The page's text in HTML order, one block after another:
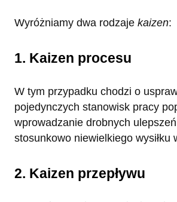
Wyróżniamy dwa rodzaje kaizen:
1. Kaizen procesu
W tym przypadku chodzi o
pojedynczych stanowisk pracy
wprowadzanie drobnych
stosunkowo niewielkiego wysiłku
2. Kaizen przepływu